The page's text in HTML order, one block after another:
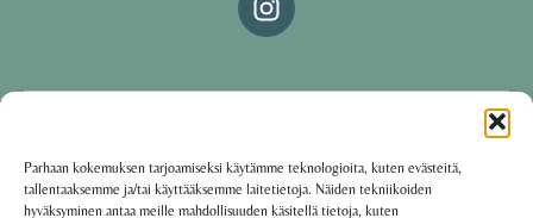
Parhaan kokemuksen tarjoamiseksi käytämme teknologioita, kuten evästeitä,
tallentaaksemme ja/tai käyttääksemme laitetietoja. Näiden tekniikoiden
hyväksyminen antaa meille mahdollisuuden käsitellä tietoja, kuten
Käyttöehdot·Tietosuojakäytäntö